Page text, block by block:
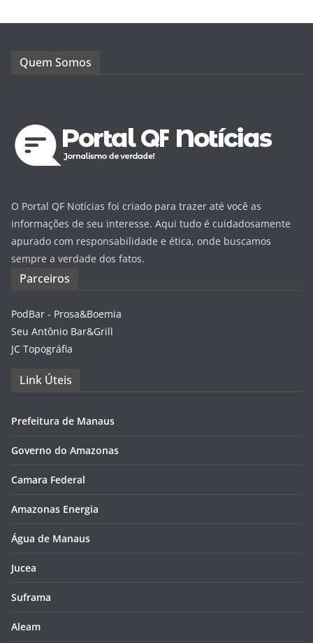
Quem Somos
O Portal QF Notícias foi criado para trazer até você as
informações de seu interesse. Aqui tudo é cuidadosamente
apurado com responsabilidade e ética, onde buscamos
sempre a verdade dos fatos.
Parceiros
PodBar - Prosa&Boemia
Seu Antônio Bar&Grill
JC Topográfia
Link Úteis
Prefeitura de Manaus
Governo do Amazonas
Camara Federal
Amazonas Energia
Água de Manaus
Jucea
Suframa
Aleam